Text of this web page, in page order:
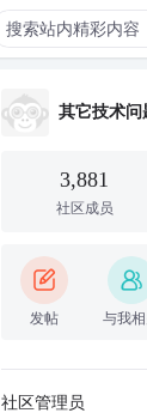
其它技术问
3,881
社区成员
发帖 与我
社区管理员